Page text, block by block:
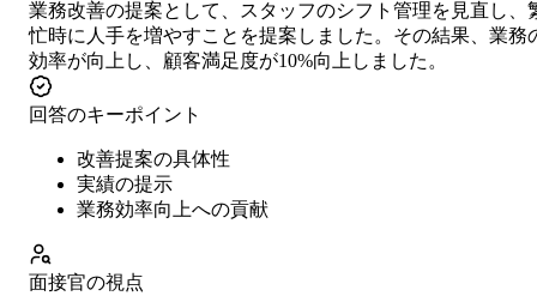
業務改善の提案として、スタッフのシフト管理を見直し、
忙時に人手を増やすことを提案しました。その結果、業務
効率が向上し、顧客満足度が10%向上しました。
回答のキーポイント
改善提案の具体性
実績の提示
業務効率向上への貢献
面接官の視点